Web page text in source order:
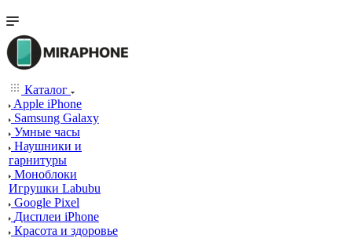
Каталог
Apple iPhone
Samsung Galaxy
Умные часы
Наушники и
гарнитуры
Моноблоки
Игрушки Labubu
Google Pixel
Дисплеи iPhone
Красота и здоровье